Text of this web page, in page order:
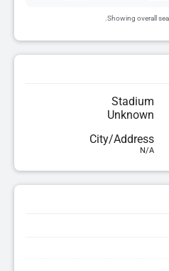
Stadium
Unknown
City/Address
N/A